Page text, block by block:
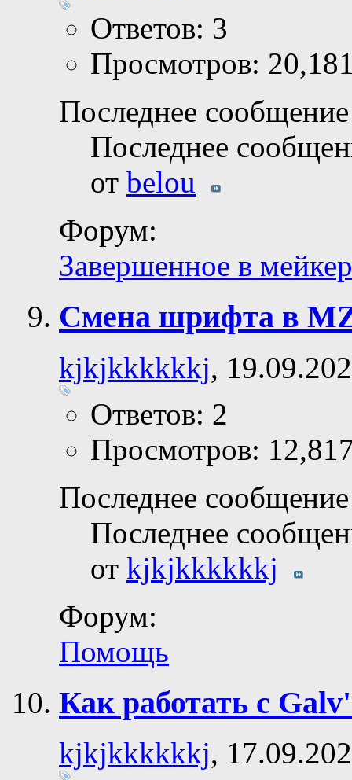
Ответов: 3
Просмотров:
Последнее
Последнее
от belou
Форум:
Завершенное в
Смена шрифта в
kjkjkkkkkkj,
Ответов: 2
Просмотров:
Последнее
Последнее
от kjkjkkkkkkj
Форум:
Помощь
Как работать с
kjkjkkkkkkj,